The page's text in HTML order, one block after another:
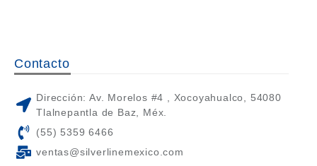
Contacto
Dirección: Av. Morelos #4 , Xocoyahualco, 54080
Tlalnepantla de Baz, Méx.
(55) 5359 6466
ventas@silverlinemexico.com